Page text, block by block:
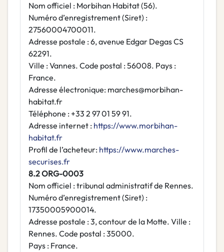
Nom officiel : Morbihan Habitat (56).
Numéro d’enregistrement (Siret) :
27560004700011.
Adresse postale : 6, avenue Edgar Degas CS
62291.
Ville : Vannes. Code postal : 56008. Pays :
France.
Adresse électronique: marches@morbihan-
habitat.fr
Téléphone : +33 2 97 01 59 91.
Adresse internet : https://www.morbihan-
habitat.fr
Profil de l’acheteur: https://www.marches-
securises.fr
8.2 ORG-0003
Nom officiel : tribunal administratif de Rennes.
Numéro d’enregistrement (Siret) :
17350005900014.
Adresse postale : 3, contour de la Motte. Ville :
Rennes. Code postal : 35000.
Pays : France.